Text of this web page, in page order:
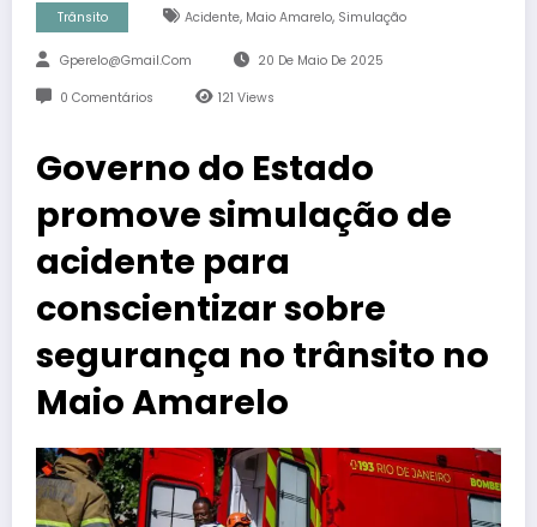
Trânsito Acidente, Maio Amarelo, Simulação
Gperelo@gmail.com 20 De Maio De 2025
0 Comentários 121 Views
Governo do Estado
promove simulação de
acidente para
conscientizar sobre
segurança no trânsito no
Maio Amarelo